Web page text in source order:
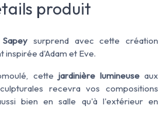
produit
surprend avec cette création
d'Adam et Eve.
cette jardinière lumineuseaux
recevra vos compositions
bien en salle qu'à l'extérieur en